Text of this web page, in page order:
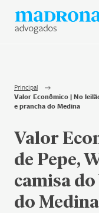
Hub
Contato
Newsletter
Principal
Valor Econômico | No
e prancha do Medina
Valor
de Pepe,
camisa
do Medina